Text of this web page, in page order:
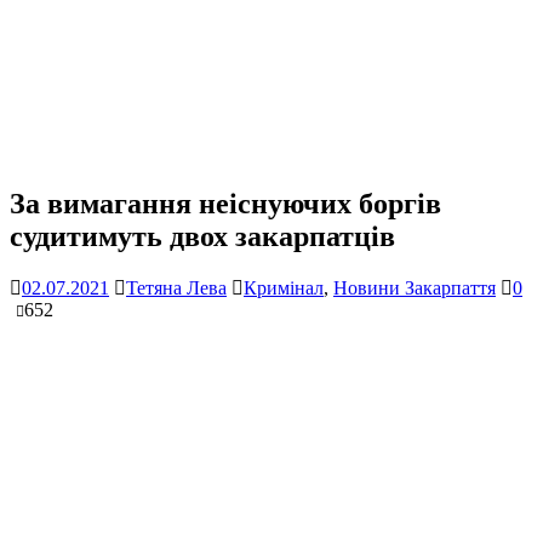
За вимагання неіснуючих боргів
судитимуть двох закарпатців
02.07.2021 Тетяна Лева Кримінал, Новини Закарпаття
0
652